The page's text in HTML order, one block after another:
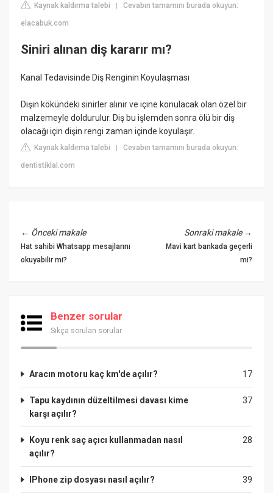
Kaynak kaldırma talebi |Cevabın tamamını burada okuyun:
elacabuk.com
Siniri alınan diş kararır mı?
Kanal Tedavisinde Diş Renginin Koyulaşması
Dişin kökündeki sinirler alınır ve içine konulacak olan özel bir
malzemeyle doldurulur. Diş bu işlemden sonra ölü bir diş
olacağı için dişin rengi zaman içinde koyulaşır.
Kaynak kaldırma talebi |Cevabın tamamını burada okuyun:
dentistiklal.com
← Önceki makale
Hat sahibi Whatsapp mesajlarını
okuyabilir mi?
Sonraki makale→
Mavi kart bankada geçerli
mi?
Benzer sorular
Sıkça sorulan sorular
17
Aracın motoru kaç km'de açılır?
37
Tapu kaydının düzeltilmesi davası kime
karşı açılır?
28
Koyu renk saç açıcı kullanmadan nasıl
açılır?
39
IPhone zip dosyası nasıl açılır?